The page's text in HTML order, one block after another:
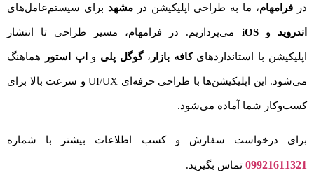
در فرامهام، ما به طراحی اپلیکیشن‌ درمشهد برای سیستم‌عامل‌های
اندروید وiOS می‌پردازیم. در فرامهام، مسیر طراحی تا انتشار
اپلیکیشن با استانداردهایکافه‌ بازار ،گوگل پلی و اپ‌ استور هماهنگ
می‌شود. این اپلیکیشن‌ها با طراحی حرفه‌ای UI/UX و سرعت بالا برای
کسب‌وکار شما آماده می‌شود.
برای درخواست سفارش و کسب اطلاعات بیشتر با شماره
09921611321 تماس بگیرید.